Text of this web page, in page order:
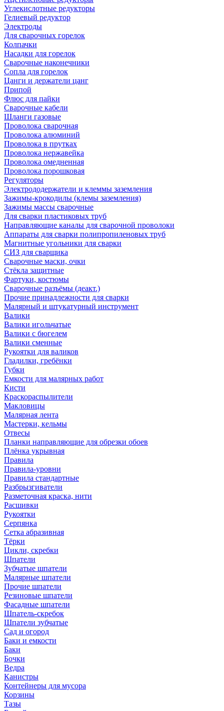
Углекислотные редукторы
Гелиевый редуктор
Электроды
Для сварочных горелок
Колпачки
Насадки для горелок
Сварочные наконечники
Сопла для горелок
Цанги и держатели цанг
Припой
Флюс для пайки
Сварочные кабели
Шланги газовые
Проволока сварочная
Проволока алюминий
Проволока в прутках
Проволока нержавейка
Проволока омедненная
Проволока порошковая
Регуляторы
Электрододержатели и клеммы заземления
Зажимы-крокодилы (клемы заземления)
Зажимы массы сварочные
Для сварки пластиковых труб
Направляющие каналы для сварочной проволоки
Аппараты для сварки полипропиленовых труб
Магнитные угольники для сварки
СИЗ для сварщика
Сварочные маски, очки
Стёкла защитные
Фартуки, костюмы
Сварочные разъёмы (деакт.)
Прочие принадлежности для сварки
Малярный и штукатурный инструмент
Валики
Валики игольчатые
Валики с бюгелем
Валики сменные
Рукоятки для валиков
Гладилки, гребёнки
Губки
Емкости для малярных работ
Кисти
Краскораспылители
Макловицы
Малярная лента
Мастерки, кельмы
Отвесы
Планки направляющие для обрезки обоев
Плёнка укрывная
Правила
Правила-уровни
Правила стандартные
Разбрызгиватели
Разметочная краска, нити
Расшивки
Рукоятки
Серпянка
Сетка абразивная
Тёрки
Цикли, скребки
Шпатели
Зубчатые шпатели
Малярные шпатели
Прочие шпатели
Резиновые шпатели
Фасадные шпатели
Шпатель-скребок
Шпатели зубчатые
Сад и огород
Баки и емкости
Баки
Бочки
Ведра
Канистры
Контейнеры для мусора
Корзины
Тазы